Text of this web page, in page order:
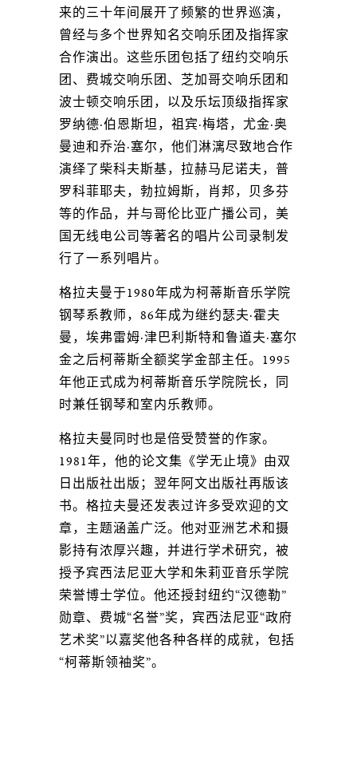
来的三十年间展开了频繁的世界巡演，
曾经与多个世界知名交响乐团及指挥家
合作演出。这些乐团包括了纽约交响乐
团、费城交响乐团、芝加哥交响乐团和
波士顿交响乐团，以及乐坛顶级指挥家
罗纳德·伯恩斯坦，祖宾·梅塔，尤金·奥
曼迪和乔治·塞尔，他们淋漓尽致地合作
演绎了柴科夫斯基，拉赫马尼诺夫，普
罗科菲耶夫，勃拉姆斯，肖邦，贝多芬
等的作品，并与哥伦比亚广播公司，美
国无线电公司等著名的唱片公司录制发
行了一系列唱片。
格拉夫曼于1980年成为柯蒂斯音乐学院
钢琴系教师，86年成为继约瑟夫·霍夫
曼，埃弗雷姆·津巴利斯特和鲁道夫·塞尔
金之后柯蒂斯全额奖学金部主任。1995
年他正式成为柯蒂斯音乐学院院长，同
时兼任钢琴和室内乐教师。
格拉夫曼同时也是倍受赞誉的作家。
1981年，他的论文集《学无止境》由双
日出版社出版；翌年阿文出版社再版该
书。格拉夫曼还发表过许多受欢迎的文
章，主题涵盖广泛。他对亚洲艺术和摄
影持有浓厚兴趣，并进行学术研究，被
授予宾西法尼亚大学和朱莉亚音乐学院
荣誉博士学位。他还授封纽约“汉德勒”
勋章、费城“名誉”奖，宾西法尼亚“政府
艺术奖”以嘉奖他各种各样的成就，包括
“柯蒂斯领袖奖”。